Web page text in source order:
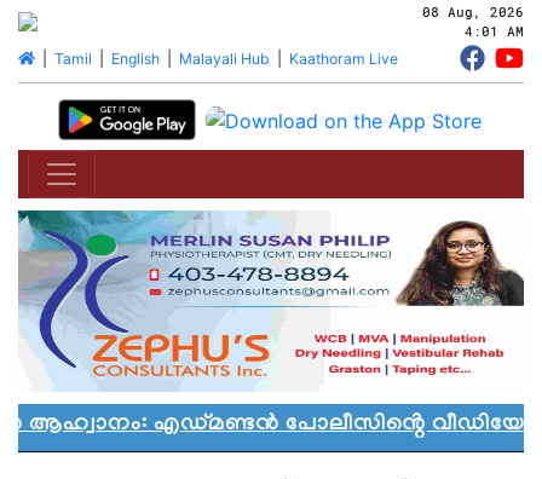
08 Aug, 2026
4:01 AM
| Tamil English| Malayali Hub Kaathoram Live
എഡ്മണ്ടൻ പോലീസിൻ്റെ വീഡിയോ